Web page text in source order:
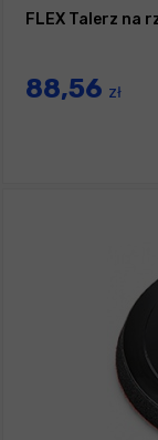
FLEX Talerz na
88,56 zł